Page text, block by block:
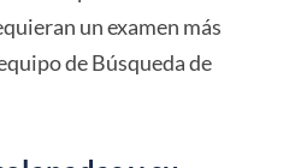
un examen más
de Búsqueda de